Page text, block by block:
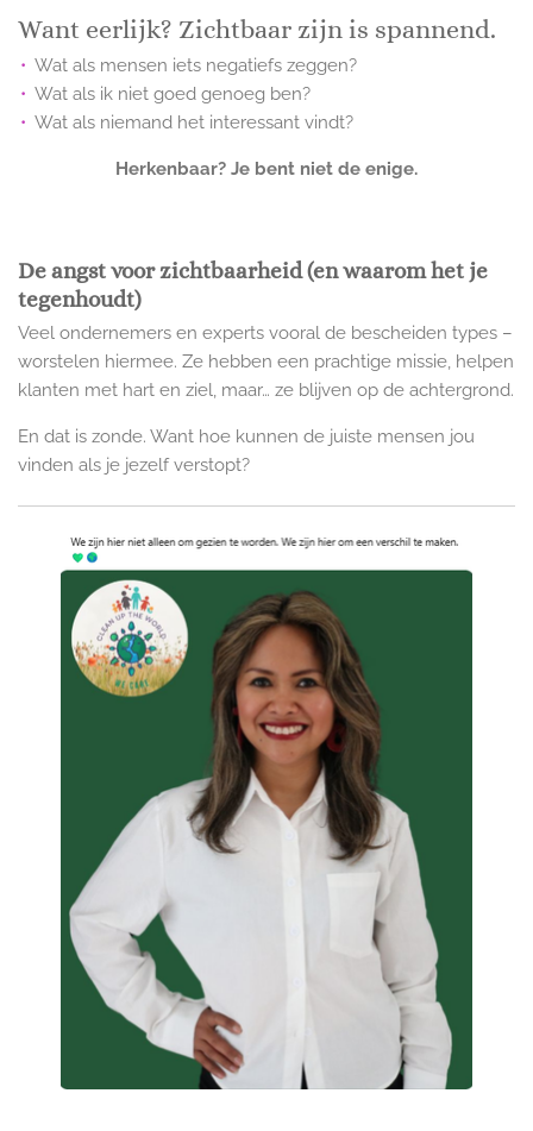
Want eerlijk? Zichtbaar zijn is spannend.
Wat als mensen iets negatiefs zeggen?
Wat als ik niet goed genoeg ben?
Wat als niemand het interessant vindt?
Herkenbaar? Je bent niet de enige.
De angst voor zichtbaarheid (en waarom het je
tegenhoudt)
Veel ondernemers en experts vooral de bescheiden types –
worstelen hiermee. Ze hebben een prachtige missie, helpen
klanten met hart en ziel, maar… ze blijven op de achtergrond.
En dat is zonde. Want hoe kunnen de juiste mensen jou
vinden als je jezelf verstopt?